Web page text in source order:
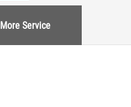
More Service